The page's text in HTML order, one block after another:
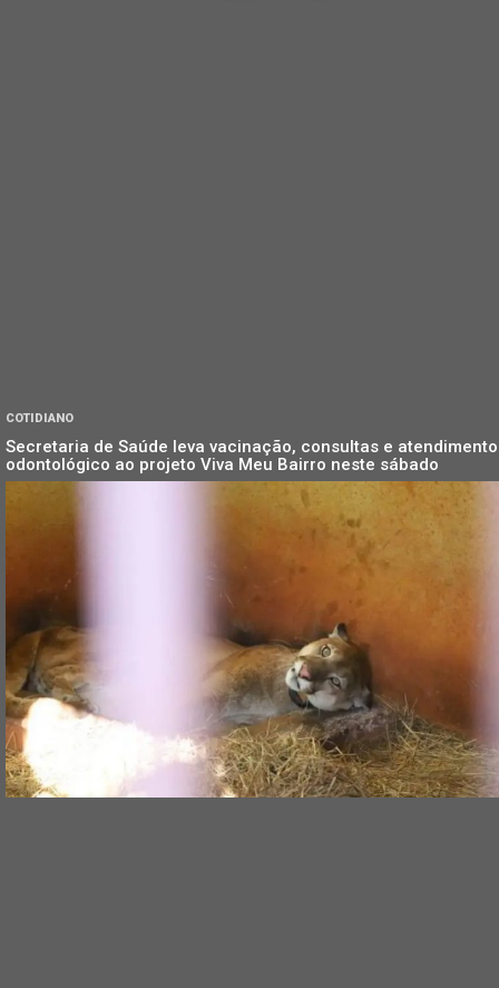
COTIDIANO
Secretaria de Saúde leva vacinação, consultas e atendimento
odontológico ao projeto Viva Meu Bairro neste sábado